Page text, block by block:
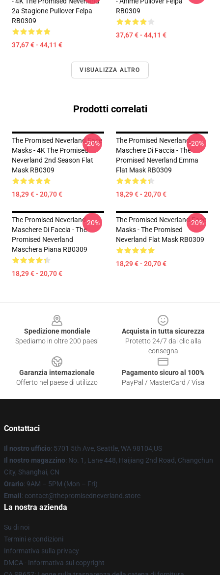
2a Stagione Pullover Felpa
RB0309
37,67 € - 44,11 €
RB0309
37,67 € - 44,11 €
VISUALIZZA ALTRO
Prodotti correlati
The Promised Neverland Face
Masks - 4K The Promised
Neverland 2nd Season Flat
Mask RB0309
18,29 € - 20,70 €
-20%
The Promised Neverland
Maschere Di Faccia - The
Promised Neverland Emma
Flat Mask RB0309
18,29 € - 20,70 €
-20%
The Promised Neverland
Maschere Di Faccia - The
Promised Neverland
Maschera Piana RB0309
18,29 € - 20,70 €
-20%
The Promised Neverland Face
Masks - The Promised
Neverland Flat Mask RB0309
18,29 € - 20,70 €
-20%
Spedizione mondiale
Spediamo in oltre 200 paesi
Acquista in tutta sicurezza
Protetto 24/7 dai clic alla
consegna
Garanzia internazionale
Offerto nel paese di utilizzo
Pagamento sicuro al 100%
PayPal / MasterCard / Visa
Contattaci
Il nostro ufficio: 5701 5th Ave, Seattle, WA 98104,US
Il nostro magazzino: No. 1, Lane 448, Haijiang 2nd Road, Changchun
City, Shanghai, CN
Orario: 9AM – 5PM (Mon – Fri)
Email : contact@thepromisedneverland.store
La nostra azienda
Su di noi
Termini e condizioni
Informativa sulla privacy
DMCA - Informativa sul copyright